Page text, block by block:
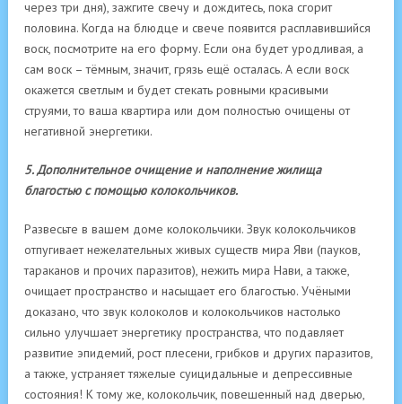
через три дня), зажгите свечу и дождитесь, пока сгорит
половина. Когда на блюдце и свече появится расплавившийся
воск, посмотрите на его форму. Если она будет уродливая, а
сам воск – тёмным, значит, грязь ещё осталась. А если воск
окажется светлым и будет стекать ровными красивыми
струями, то ваша квартира или дом полностью очищены от
негативной энергетики.
5. Дополнительное очищение и наполнение жилища
благостью с помощью колокольчиков.
Развесьте в вашем доме колокольчики. Звук колокольчиков
отпугивает нежелательных живых существ мира Яви (пауков,
тараканов и прочих паразитов), нежить мира Нави, а также,
очищает пространство и насыщает его благостью. Учёными
доказано, что звук колоколов и колокольчиков настолько
сильно улучшает энергетику пространства, что подавляет
развитие эпидемий, рост плесени, грибков и других паразитов,
а также, устраняет тяжелые суицидальные и депрессивные
состояния! К тому же, колокольчик, повешенный над дверью,